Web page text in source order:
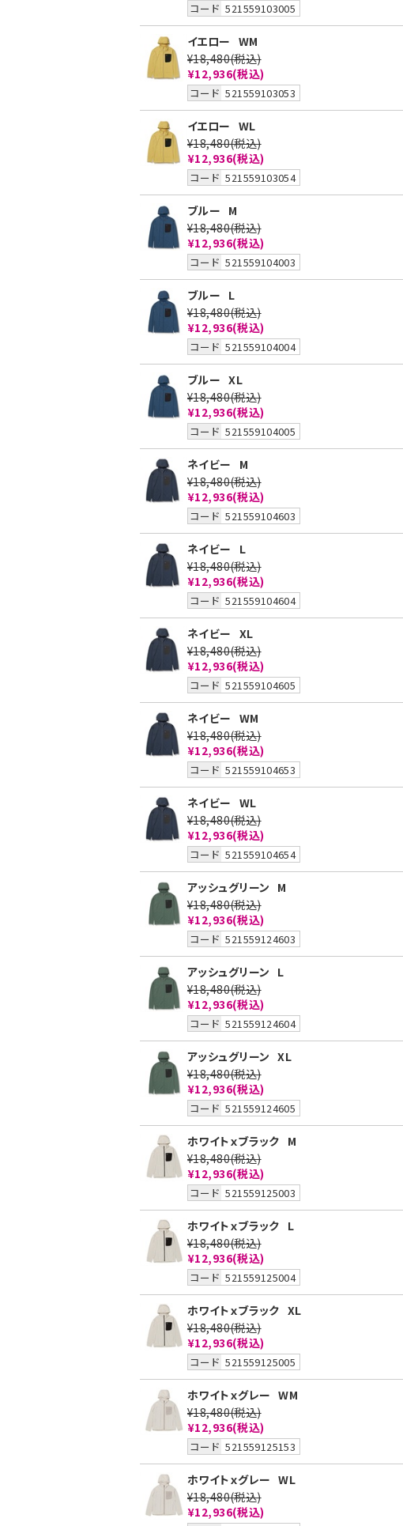
コード 521559103005
イエロー WM
¥18,480(税込)
¥12,936(税込)
コード 521559103053
イエロー WL
¥18,480(税込)
¥12,936(税込)
コード 521559103054
ブルー M
¥18,480(税込)
¥12,936(税込)
コード 521559104003
ブルー L
¥18,480(税込)
¥12,936(税込)
コード 521559104004
ブルー XL
¥18,480(税込)
¥12,936(税込)
コード 521559104005
ネイビー
M
¥18,480(税込)
¥12,936(税込)
コード 521559104603
ネイビー
L
¥18,480(税込)
¥12,936(税込)
コード 521559104604
ネイビー XL
¥18,480(税込)
¥12,936(税込)
コード 521559104605
ネイビー WM
¥18,480(税込)
¥12,936(税込)
コード 521559104653
ネイビー WL
¥18,480(税込)
¥12,936(税込)
コード 521559104654
アッシュグリーン M
¥18,480(税込)
¥12,936(税込)
コード 521559124603
アッシュグリーン L
¥18,480(税込)
¥12,936(税込)
コード 521559124604
アッシュグリーン XL
¥18,480(税込)
¥12,936(税込)
コード 521559124605
ホワイトｘブラック M
¥18,480(税込)
¥12,936(税込)
コード 521559125003
ホワイトｘブラック L
¥18,480(税込)
¥12,936(税込)
コード 521559125004
ホワイトｘブラック XL
¥18,480(税込)
¥12,936(税込)
コード 521559125005
ホワイトｘグレー WM
¥18,480(税込)
¥12,936(税込)
コード 521559125153
ホワイトｘグレー WL
¥18,480(税込)
¥12,936(税込)